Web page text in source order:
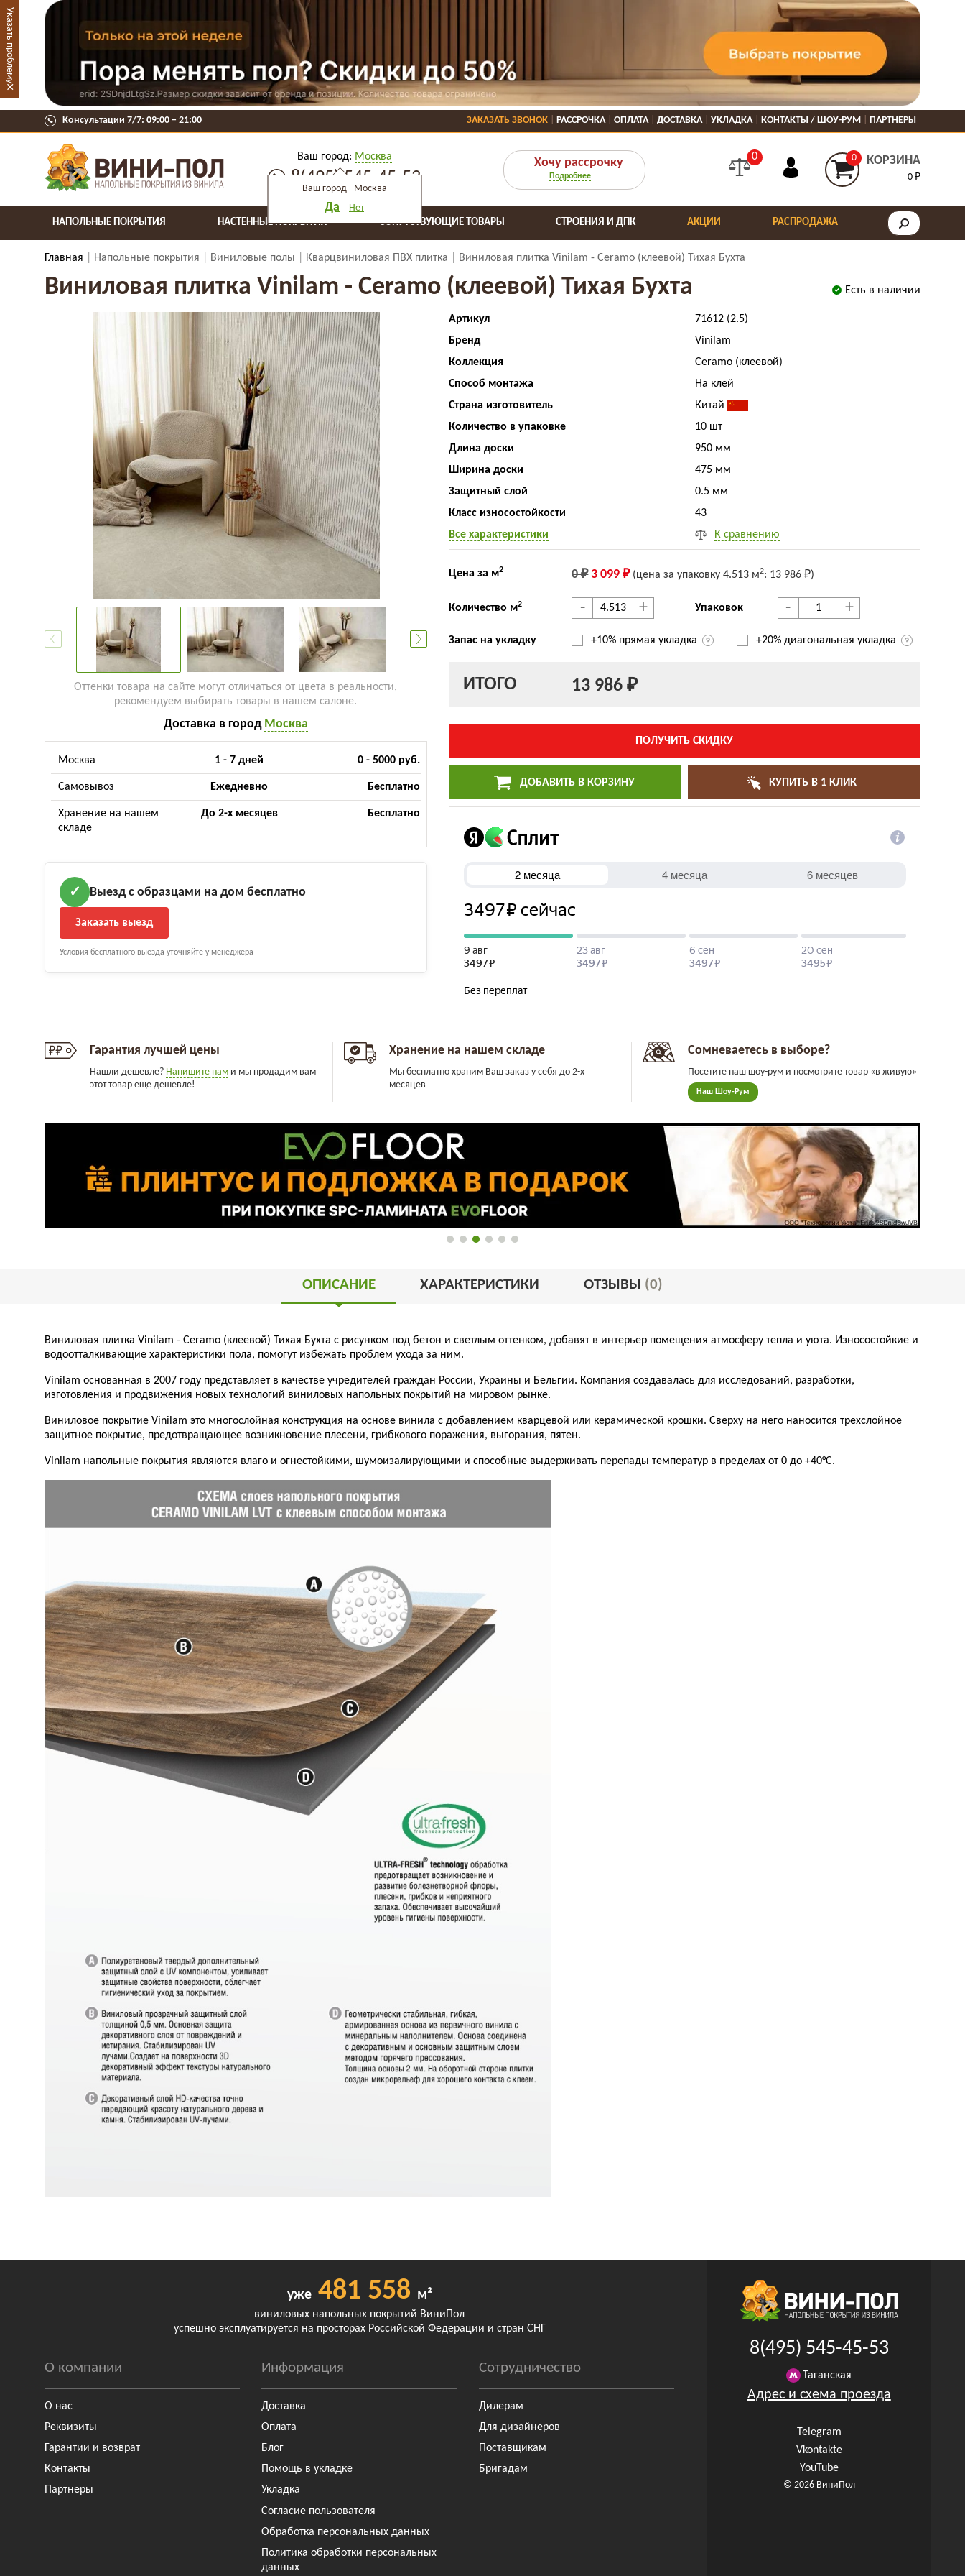
Консультации 7/7: 09:00 ‒ 21:00 ЗАКАЗАТЬ ЗВОНОК РАССРОЧКА ОПЛАТА ДОСТАВКА УКЛАДКА КОНТАКТЫ / ШОУ-РУМ ПАРТНЕРЫ
Ваш город: Москва
Ваш город - Москва
Да Нет
8(495) 545-45-53
Хочу рассрочку
Подробнее
0 0 КОРЗИНА
0 ₽
НАПОЛЬНЫЕ ПОКРЫТИЯ НАСТЕННЫЕ ПОКРЫТИЯ СОПУТСТВУЮЩИЕ ТОВАРЫ РАСПРОДАЖА
СТРОЕНИЯ И ДПК АКЦИИ
Главная Напольные покрытия Виниловые полы Кварцвиниловая ПВХ плитка Виниловая плитка Vinilam - Ceramo (клеевой) Тихая Бухта
Есть в наличии
Виниловая плитка Vinilam - Ceramo (клеевой) Тихая Бухта
Оттенки товара на сайте могут отличаться от цвета в реальности,
рекомендуем выбирать товары в нашем салоне.
Доставка в город Москва
Москва 1 - 7 дней 0 - 5000 руб.
Самовывоз Ежедневно Бесплатно
Хранение на нашем
складе
До 2-х месяцев Бесплатно
✓ Выезд с образцами на дом бесплатно
Заказать выезд
Условия бесплатного выезда уточняйте у менеджера
Артикул
71612 (2.5)
Бренд
Vinilam
Коллекция
Ceramo (клеевой)
Способ монтажа
На клей
Страна изготовитель
Китай
Количество в упаковке
10 шт
Длина доски
950 мм
Ширина доски
475 мм
Защитный слой
0.5 мм
Класс износостойкости
43
Все характеристики
К сравнению
Цена за м2 0 ₽ 3 099 ₽ (цена за упаковку 4.513 м2: 13 986 ₽)
Количество м2 - + Упаковок - +
Запас на укладку +10% прямая укладка +20% диагональная укладка
ИТОГО 13 986 ₽
ПОЛУЧИТЬ СКИДКУ
ДОБАВИТЬ В КОРЗИНУ КУПИТЬ В 1 КЛИК
Гарантия лучшей цены
Нашли дешевле? Напишите нам и мы продадим вам
этот товар еще дешевле!
Хранение на нашем складе
Мы бесплатно храним Ваш заказ у себя до 2-х
месяцев
Сомневаетесь в выборе?
Посетите наш шоу-рум и посмотрите товар «в живую»
Наш Шоу-Рум
ОПИСАНИЕ ХАРАКТЕРИСТИКИ ОТЗЫВЫ (0)
Виниловая плитка Vinilam - Ceramo (клеевой) Тихая Бухта с рисунком под бетон и светлым оттенком, добавят в интерьер помещения атмосферу тепла и уюта. Износостойкие и
водоотталкивающие характеристики пола, помогут избежать проблем ухода за ним.
Vinilam основанная в 2007 году представляет в качестве учредителей граждан России, Украины и Бельгии. Компания создавалась для исследований, разработки,
изготовления и продвижения новых технологий виниловых напольных покрытий на мировом рынке.
Виниловое покрытие Vinilam это многослойная конструкция на основе винила с добавлением кварцевой или керамической крошки. Сверху на него наносится трехслойное
защитное покрытие, предотвращающее возникновение плесени, грибкового поражения, выгорания, пятен.
Vinilam напольные покрытия являются влаго и огнестойкими, шумоизалирующими и способные выдерживать перепады температур в пределах от 0 до +40°С.
уже481 558 м²
виниловых напольных покрытий ВиниПол
успешно эксплуатируется на просторах Российской Федерации и стран СНГ
О компании
О нас
Реквизиты
Гарантии и возврат
Контакты
Партнеры
Информация
Доставка
Оплата
Блог
Помощь в укладке
Укладка
Согласие пользователя
Обработка персональных данных
Политика обработки персональных
данных
Сотрудничество
Дилерам
Для дизайнеров
Поставщикам
Бригадам
8(495) 545-45-53
Таганская
Адрес и схема проезда
Telegram
Vkontakte
YouTube
© 2026 ВиниПол
Указать проблему
×